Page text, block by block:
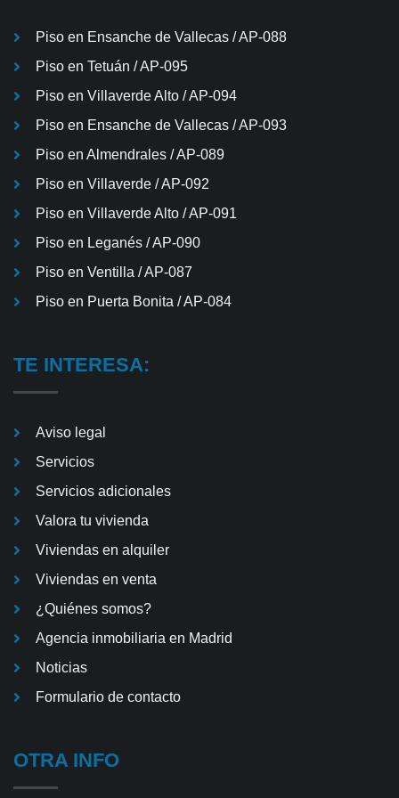
Piso en Ensanche de Vallecas / AP-088
Piso en Tetuán / AP-095
Piso en Villaverde Alto / AP-094
Piso en Ensanche de Vallecas / AP-093
Piso en Almendrales / AP-089
Piso en Villaverde / AP-092
Piso en Villaverde Alto / AP-091
Piso en Leganés / AP-090
Piso en Ventilla / AP-087
Piso en Puerta Bonita / AP-084
TE INTERESA:
Aviso legal
Servicios
Servicios adicionales
Valora tu vivienda
Viviendas en alquiler
Viviendas en venta
¿Quiénes somos?
Agencia inmobiliaria en Madrid
Noticias
Formulario de contacto
OTRA INFO